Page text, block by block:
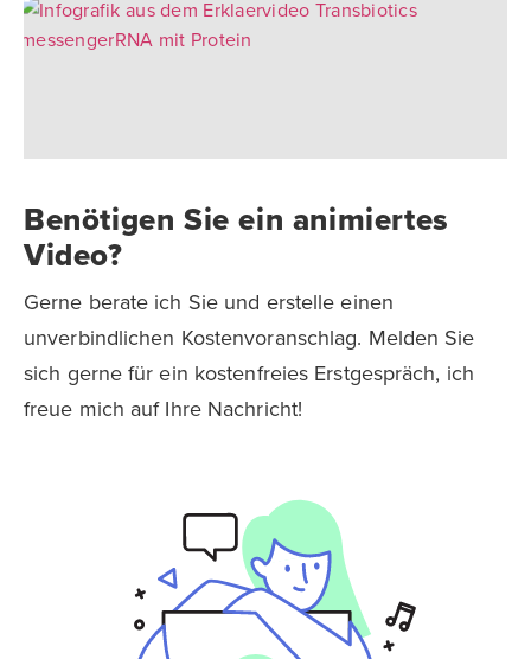
Benötigen Sie ein animiertes
Video?
Gerne berate ich Sie und erstelle einen
unverbindlichen Kostenvoranschlag. Melden Sie
sich gerne für ein kostenfreies Erstgespräch, ich
freue mich auf Ihre Nachricht!